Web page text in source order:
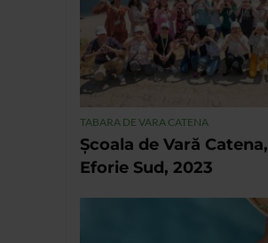
TABARA DE VARA CATENA
Școala de Vară Catena,
Eforie Sud, 2023